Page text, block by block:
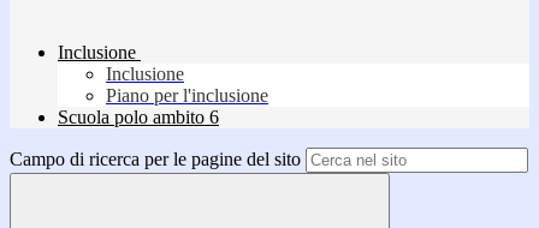
Inclusione
Inclusione
Piano per l'inclusione
Scuola polo ambito 6
Campo di ricerca per le pagine del sito